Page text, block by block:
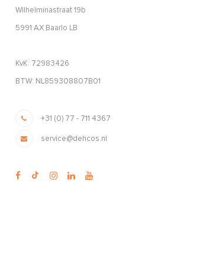
Wilhelminastraat 19b
5991 AX Baarlo LB
KvK: 72983426
BTW: NL859308807B01
+31 (0) 77 - 711 4367
service@dehcos.nl